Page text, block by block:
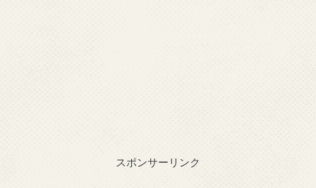
スポンサーリンク